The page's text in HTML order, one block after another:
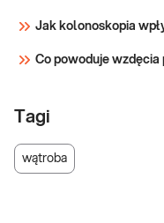
Jak kolonoskopia
Co powoduje wzdęcia
Tagi
wątroba